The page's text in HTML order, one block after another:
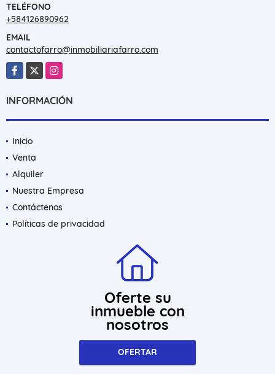
TELÉFONO
+584126890962
EMAIL
contactofarro@inmobiliariafarro.com
Facebook
X Instagram
INFORMACIÓN
Inicio
Venta
Alquiler
Nuestra Empresa
Contáctenos
Políticas de privacidad
Oferte su
inmueble con
nosotros
OFERTAR